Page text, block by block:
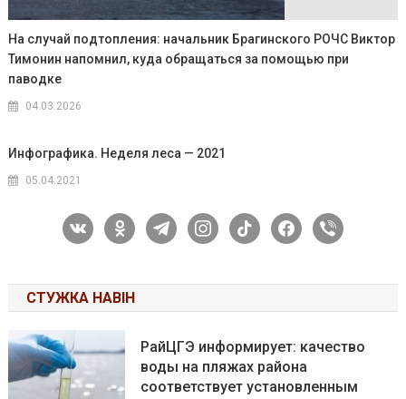
На случай подтопления: начальник Брагинского РОЧС Виктор
Тимонин напомнил, куда обращаться за помощью при
паводке
04.03.2026
Инфографика. Неделя леса — 2021
05.04.2021
vkontakteodnoklassniki
telegraminstagram
tiktok facebook
viber
СТУЖКА НАВІН
РайЦГЭ информирует: качество
воды на пляжах района
соответствует установленным